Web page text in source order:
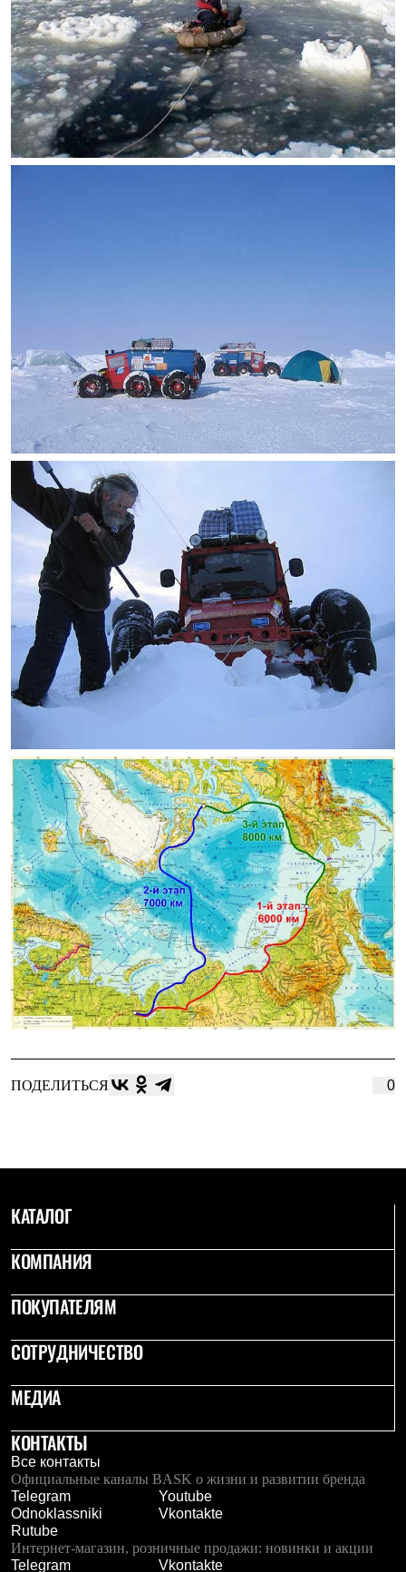
ПОДЕЛИТЬСЯ 0
КАТАЛОГ
КОМПАНИЯ
ПОКУПАТЕЛЯМ
СОТРУДНИЧЕСТВО
МЕДИА
КОНТАКТЫ
Все контакты
Официальные каналы BASK о жизни и развитии бренда
Telegram
Youtube
Odnoklassniki
Vkontakte
Rutube
Интернет-магазин, розничные продажи: новинки и акции
Telegram
Vkontakte